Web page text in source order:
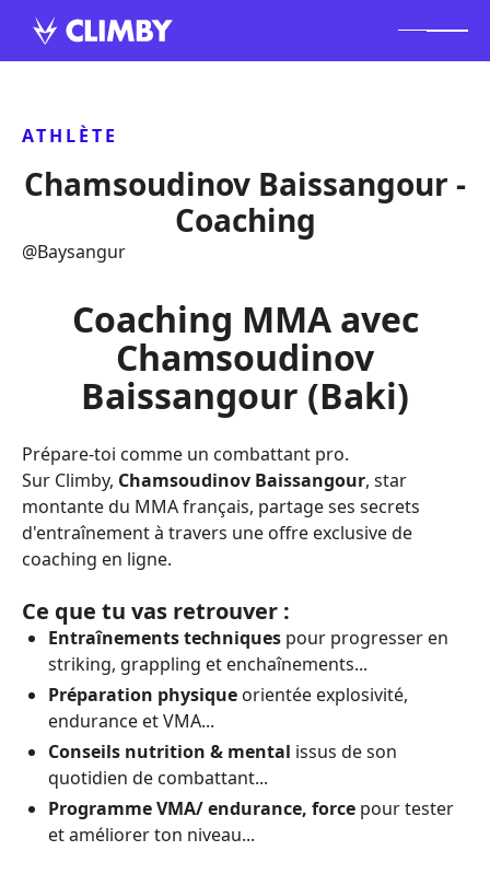
ATHLÈTE
Chamsoudinov Baissangour -
Coaching
@Baysangur
Coaching MMA avec
Chamsoudinov
Baissangour (Baki)
Prépare-toi comme un combattant pro.
Sur Climby, Chamsoudinov Baissangour, star
montante du MMA français, partage ses secrets
d'entraînement à travers une offre exclusive de
coaching en ligne.
Ce que tu vas retrouver :
Entraînements techniques pour progresser en
striking, grappling et enchaînements...
Préparation physique orientée explosivité,
endurance et VMA...
Conseils nutrition & mental issus de son
quotidien de combattant...
Programme VMA/ endurance, force pour tester
et améliorer ton niveau...